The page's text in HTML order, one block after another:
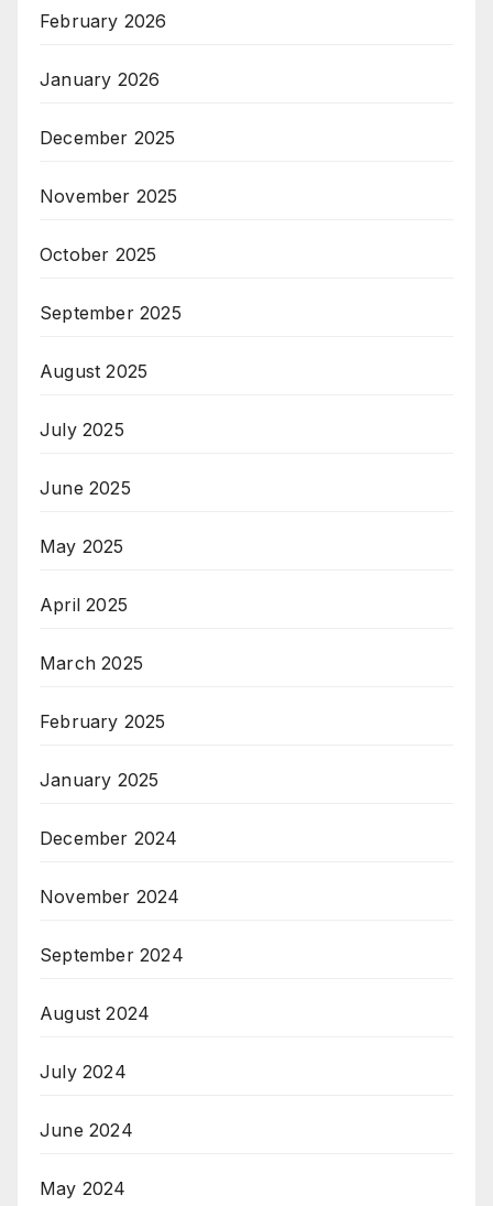
February 2026
January 2026
December 2025
November 2025
October 2025
September 2025
August 2025
July 2025
June 2025
May 2025
April 2025
March 2025
February 2025
January 2025
December 2024
November 2024
September 2024
August 2024
July 2024
June 2024
May 2024